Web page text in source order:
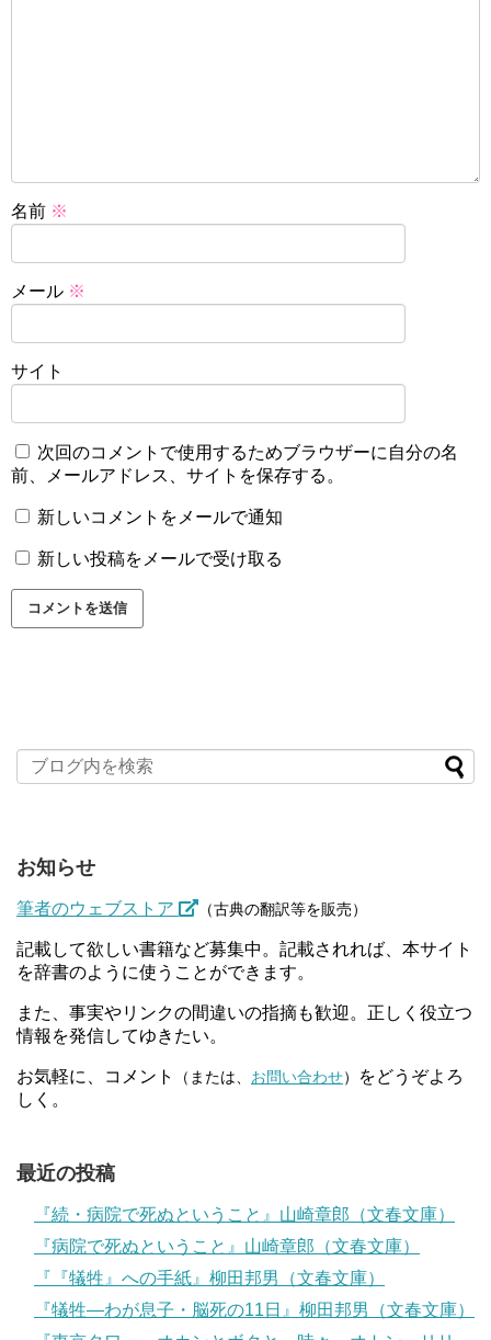
名前 ※
メール ※
サイト
次回のコメントで使用するためブラウザーに自分の名
前、メールアドレス、サイトを保存する。
新しいコメントをメールで通知
新しい投稿をメールで受け取る
お知らせ
筆者のウェブストア （古典の翻訳等を販売）
記載して欲しい書籍など募集中。記載されれば、本サイト
を辞書のように使うことができます。
また、事実やリンクの間違いの指摘も歓迎。正しく役立つ
情報を発信してゆきたい。
お気軽に、コメント （または、 お問い合わせ）
をどうぞよろ
しく。
最近の投稿
『続・病院で死ぬということ』山崎章郎（文春文庫）
『病院で死ぬということ』山崎章郎（文春文庫）
『『犠牲』への手紙』柳田邦男（文春文庫）
『犠牲―わが息子・脳死の11日』柳田邦男（文春文庫）